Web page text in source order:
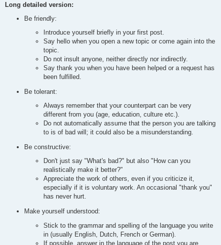
Long detailed version:
Be friendly:
Introduce yourself briefly in your first post.
Say hello when you open a new topic or come again into the
topic.
Do not insult anyone, neither directly nor indirectly.
Say thank you when you have been helped or a request has
been fulfilled.
Be tolerant:
Always remember that your counterpart can be very
different from you (age, education, culture etc.).
Do not automatically assume that the person you are talking
to is of bad will; it could also be a misunderstanding.
Be constructive:
Don't just say "What's bad?" but also "How can you
realistically make it better?"
Appreciate the work of others, even if you criticize it,
especially if it is voluntary work. An occasional "thank you"
has never hurt.
Make yourself understood:
Stick to the grammar and spelling of the language you write
in (usually English, Dutch, French or German).
If possible, answer in the language of the post you are